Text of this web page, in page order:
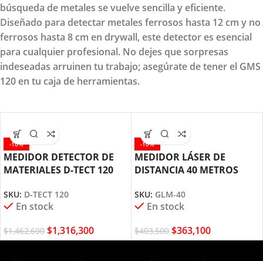
búsqueda de metales se vuelve sencilla y eficiente.
Diseñado para detectar metales ferrosos hasta 12 cm y no
ferrosos hasta 8 cm en drywall, este detector es esencial
para cualquier profesional. No dejes que sorpresas
indeseadas arruinen tu trabajo; asegúrate de tener el GMS
120 en tu caja de herramientas.
-10%
MEDIDOR DETECTOR DE
MATERIALES D-TECT 120
SKU: D-TECT 120
En stock
$1,462,600 $1,316,300
-10%
MEDIDOR LÁSER DE
DISTANCIA 40 METROS
SKU: GLM-40
En stock
$403,500 $363,100